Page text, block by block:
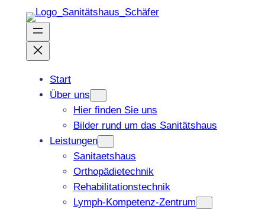
Inhalt
springen
Start
Über uns
Hier finden Sie uns
Bilder rund um das Sanitätshaus
Leistungen
Sanitaetshaus
Orthopädietechnik
Rehabilitationstechnik
Lymph-Kompetenz-Zentrum